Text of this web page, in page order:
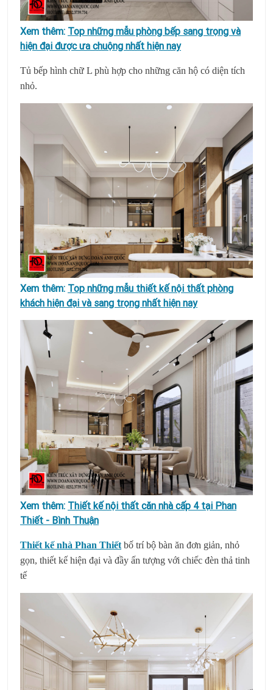
Xem thêm: Top những mẫu phòng bếp sang trọng và
hiện đại được ưa chuộng nhất hiện nay
Tủ bếp hình chữ L phù hợp cho những căn hộ có diện tích
nhỏ.
Xem thêm: Top những mẫu thiết kế nội thất phòng
khách hiện đại và sang trọng nhất hiện nay
Xem thêm: Thiết kế nội thất căn nhà cấp 4 tại Phan
Thiết - Bình Thuận
Thiết kế nhà Phan Thiết bố trí bộ bàn ăn đơn giản, nhỏ
gọn, thiết kế hiện đại và đầy ấn tượng với chiếc đèn thả tinh
tế